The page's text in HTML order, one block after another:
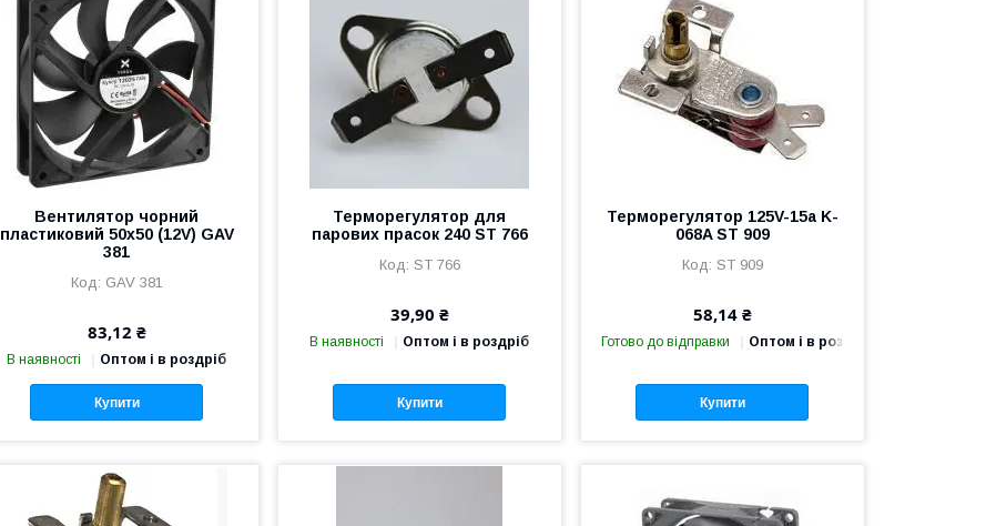
Вентилятор чорний
пластиковий 50х50 (12V) GAV
381
GAV 381
83,12 ₴
В наявності Оптом і в роздріб
Купити
Терморегулятор для
парових прасок 240 ST 766
ST 766
39,90 ₴
В наявності Оптом і в роздріб
Купити
Терморегулятор 125V-15a K-
068A ST 909
ST 909
58,14 ₴
Готово до відправки Оптом і в роздріб
Купити